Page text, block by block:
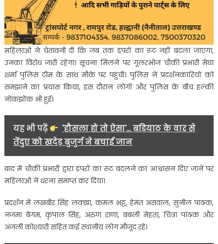
महिलाओं ने चेतावनी दी कि जब तक डंपरों का रूट नहीं बदला जाएगा,
उनका विरोध जारी रहेगा। सूचना मिलने पर गूलरभोज चौकी प्रभारी मेघा
शर्मा पुलिस टीम के साथ मौके पर पहुंचीं। पुलिस ने प्रदर्शनकारियों को
समझाने का प्रयास किया, इस दौरान लोगों और पुलिस के बीच हल्की
नोकझोंक भी हुई।
यह भी पढ़ें
'हौसला हो तो ऐसा'... बड़ियाठ के वार से
तेंदुए को खदेड़ बुजुर्ग ने बचाई जान
बाद में चौकी प्रभारी द्वारा डंपरों का रूट बदलने का आश्वासन दिए जाने पर
महिलाओं ने धरना समाप्त कर दिया।
प्रदर्शन में लखबीर सिंह लक्खा, कमल भट्ट, हेमंत असवाल, सुनील पाठक,
नजमा बेगम, कृपाल सिंह, अरुण राणा, बबली मेहता, चित्रा पाठक और
अंजली कोश्यारी सहित कई स्थानीय लोग मौजूद रहे।